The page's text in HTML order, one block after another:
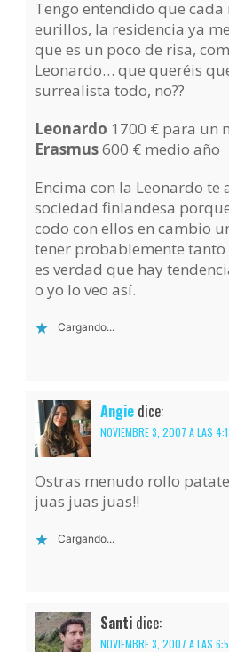
Tengo entendido que cada
eurillos, la residencia ya
que es un poco de risa,
Leonardo… que queréis
surrealista todo, no??
Leonardo 1700 € para un
Erasmus600 € medio año
Encima con la Leonardo te
sociedad finlandesa
codo con ellos en cambio
tener probablemente tanto
es verdad que hay
o yo lo veo así.
Cargando...
Angie dice:
NOVIEMBRE 3, 2007 A LAS
Ostras menudo rollo
juas juas juas!!
Cargando...
Santi dice:
NOVIEMBRE 3, 2007 A LAS